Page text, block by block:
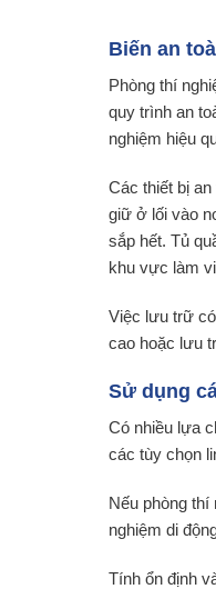
Biến an
Phòng thí
quy trình an
nghiệm hiệu
Các thiết bị
giữ ở lối vào
sắp hết. Tủ
khu vực làm
Việc lưu trữ
cao hoặc lưu
Sử dụng
Có nhiều lựa
các tùy chọn
Nếu phòng
nghiệm di
Tính ổn định